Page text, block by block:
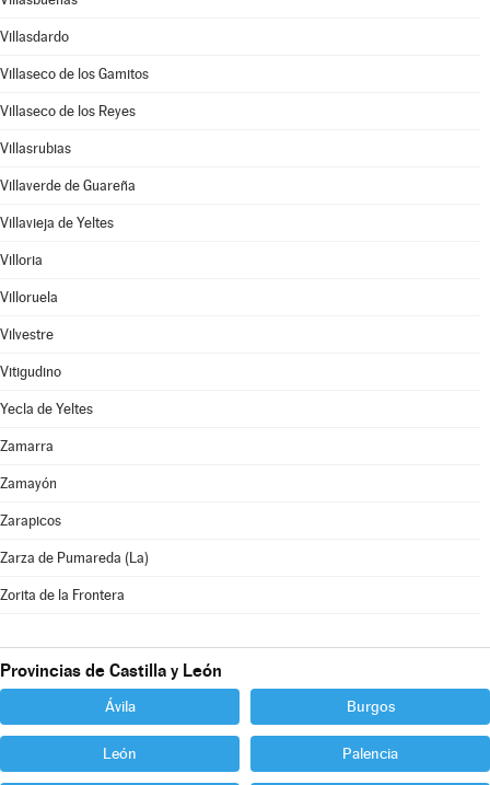
Villasdardo
Villaseco de los Gamitos
Villaseco de los Reyes
Villasrubias
Villaverde de Guareña
Villavieja de Yeltes
Villoria
Villoruela
Vilvestre
Vitigudino
Yecla de Yeltes
Zamarra
Zamayón
Zarapicos
Zarza de Pumareda (La)
Zorita de la Frontera
Provincias de Castilla y León
Ávila Burgos
León Palencia